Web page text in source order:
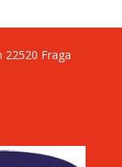
22520 Fraga